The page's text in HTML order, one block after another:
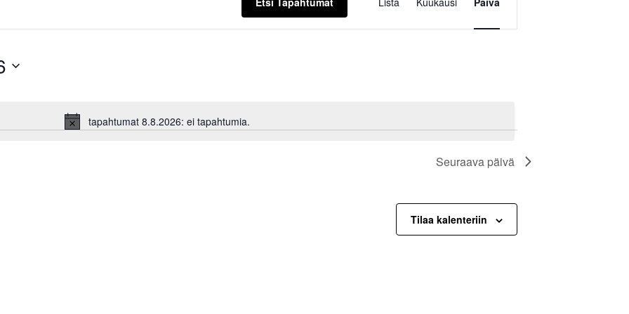
Notice
tapahtumat 8.8.2026: ei tapahtumia.
Views
Navigation
Seuraava päivä
Tilaa kalenteriin